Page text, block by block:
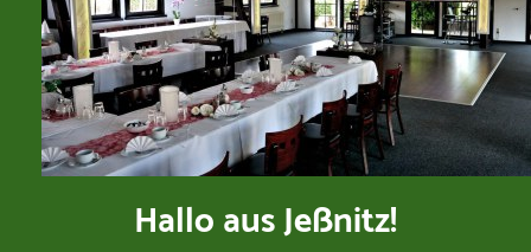
Hallo aus Jeßnitz!